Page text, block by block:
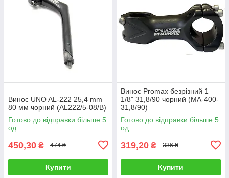
Винос UNO AL-222 25,4 mm
80 мм чорний (AL222/5-08/B)
Готово до відправки більше 5
од.
450,30 ₴ 474 ₴
Купити
Винос Promax безрізний 1
1/8" 31,8/90 чорний (MA-400-
31,8/90)
Готово до відправки більше 5
од.
319,20 ₴ 336 ₴
Купити